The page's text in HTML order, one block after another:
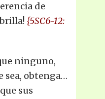
de
{5SC6-12:
ninguno,
sea, obtenga…
sus